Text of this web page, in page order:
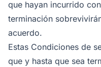
que hayan incurrido
terminación
acuerdo.
Estas Condiciones de
que y hasta que sea